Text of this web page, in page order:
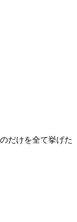
だけを全て挙げた